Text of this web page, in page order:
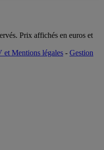
Prix affichés en euros et
et Mentions légales - Gestion